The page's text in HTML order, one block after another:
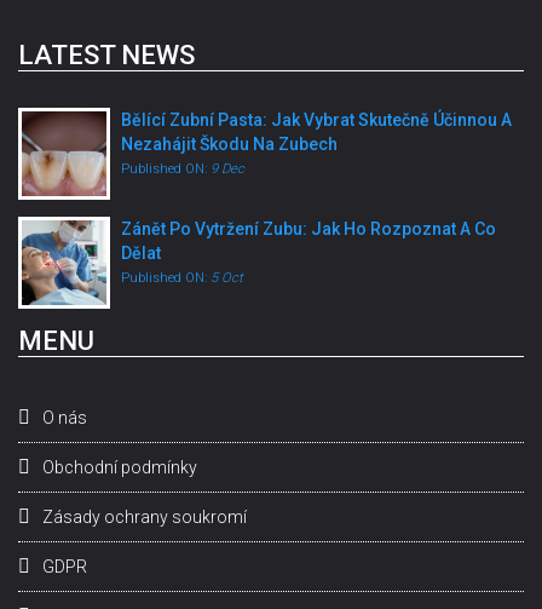
LATEST NEWS
Bělící Zubní Pasta: Jak Vybrat Skutečně Účinnou A
Nezahájit Škodu Na Zubech
Published ON: 9 Dec
Zánět Po Vytržení Zubu: Jak Ho Rozpoznat A Co
Dělat
Published ON: 5 Oct
MENU
O nás
Obchodní podmínky
Zásady ochrany soukromí
GDPR